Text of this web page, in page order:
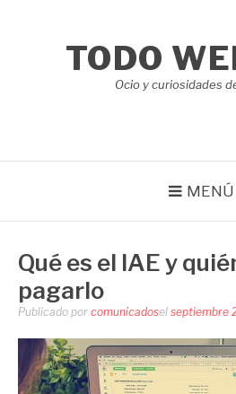
TODO
Ocio y curiosidades
MENÚ
Qué es el IAE y
pagarlo
Publicado por comunicadosel septiembre